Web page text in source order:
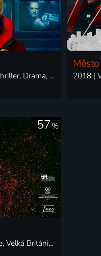
2018 | Velká Británie | Thriller, Drama, Krimi
57%
2018 | Německo, Francie, Velká Británie, Polsko, USA | Dobrodružný, Drama, Horor, Mysteriózní, Science Fiction, Thriller